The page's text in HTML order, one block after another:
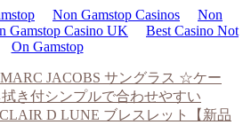
Non Gamstop Casinos
Non
Gamstop Casino UK
Best Casino Not
On Gamstop
JACOBS サングラス ☆ケー
き付シンプルで合わせやすい
D LUNE ブレスレット
【新品